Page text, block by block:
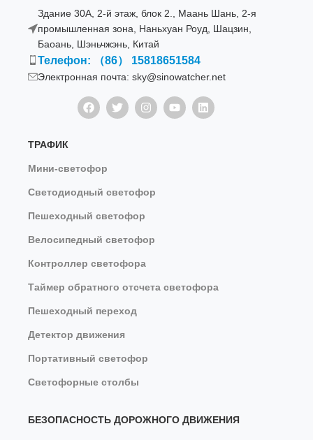
Здание 30A, 2-й этаж, блок 2., Маань Шань, 2-я
промышленная зона, Наньхуан Роуд, Шацзин,
Баоань, Шэньчжэнь, Китай
Телефон: （86） 15818651584
Электронная почта: sky@sinowatcher.net
ТРАФИК
Мини-светофор
Светодиодный светофор
Пешеходный светофор
Велосипедный светофор
Контроллер светофора
Таймер обратного отсчета светофора
Пешеходный переход
Детектор движения
Портативный светофор
Светофорные столбы
БЕЗОПАСНОСТЬ ДОРОЖНОГО ДВИЖЕНИЯ